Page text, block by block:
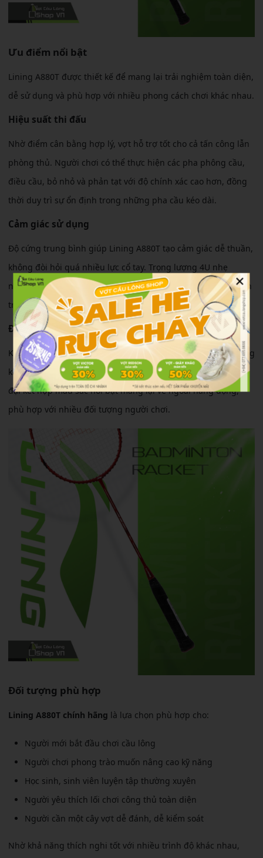
Ưu điểm nổi bật
Lining A880T được thiết kế để mang lại trải nghiệm toàn diện,
dễ sử dụng và phù hợp với nhiều phong cách chơi khác nhau.
Hiệu suất thi đấu
Nhờ điểm cân bằng hợp lý, vợt hỗ trợ tốt cho cả tấn công lẫn
phòng thủ. Người chơi có thể thực hiện các pha phông cầu,
điều cầu, bỏ nhỏ và phản tạt với độ chính xác cao hơn, đồng
thời duy trì sự ổn định trong những pha cầu kéo dài.
Cảm giác sử dụng
Độ cứng trung bình giúp Lining A880T tạo cảm giác dễ thuần,
không đòi hỏi quá nhiều lực cổ tay. Trọng lượng 4U nhẹ
nhàng giúp người chơi xoay chuyển linh hoạt và hạn chế tình
trạng mỏi tay khi chơi trong thời gian dài.
Độ bền & thiết kế
Khung và thân vợt được chế tạo từ Carbon Graphite giúp tăng
khả năng chịu lực và độ bền tổng thể. Thiết kế thể thao hiện
đại kết hợp màu sắc nổi bật mang lại vẻ ngoài năng động,
phù hợp với nhiều đối tượng người chơi.
Đối tượng phù hợp
Lining A880T chính hãng là lựa chọn phù hợp cho:
Người mới bắt đầu chơi cầu lông
Người chơi phong trào muốn nâng cao kỹ năng
Học sinh, sinh viên luyện tập thường xuyên
Người yêu thích lối chơi công thủ toàn diện
Người cần một cây vợt dễ đánh, dễ kiểm soát
Nhờ khả năng thích nghi tốt với nhiều trình độ khác nhau,
×